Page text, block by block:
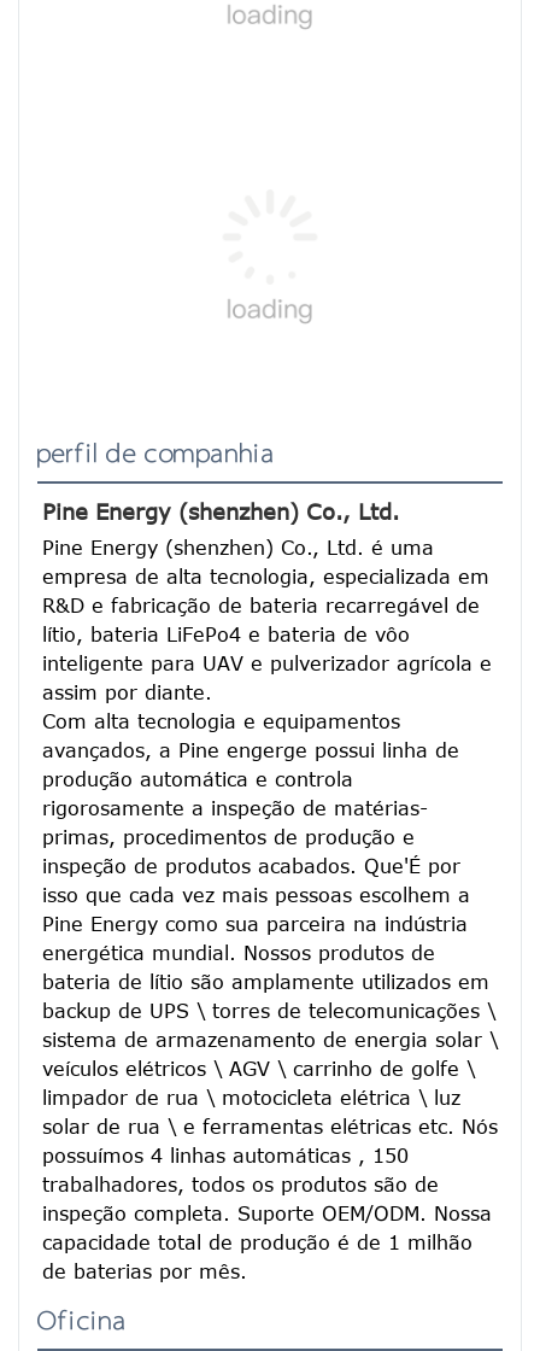
perfil de companhia
Pine Energy (shenzhen) Co., Ltd.
Pine Energy (shenzhen) Co., Ltd. é uma
empresa de alta tecnologia, especializada em
R&D e fabricação de bateria recarregável de
lítio, bateria LiFePo4 e bateria de vôo
inteligente para UAV e pulverizador agrícola e
assim por diante.
Com alta tecnologia e equipamentos
avançados, a Pine engerge possui linha de
produção automática e controla
rigorosamente a inspeção de matérias-
primas, procedimentos de produção e
inspeção de produtos acabados. Que'É por
isso que cada vez mais pessoas escolhem a
Pine Energy como sua parceira na indústria
energética mundial. Nossos produtos de
bateria de lítio são amplamente utilizados em
backup de UPS \ torres de telecomunicações \
sistema de armazenamento de energia solar \
veículos elétricos \ AGV \ carrinho de golfe \
limpador de rua \ motocicleta elétrica \ luz
solar de rua \ e ferramentas elétricas etc. Nós
possuímos 4 linhas automáticas , 150
trabalhadores, todos os produtos são de
inspeção completa. Suporte OEM/ODM. Nossa
capacidade total de produção é de 1 milhão
de baterias por mês.
Oficina